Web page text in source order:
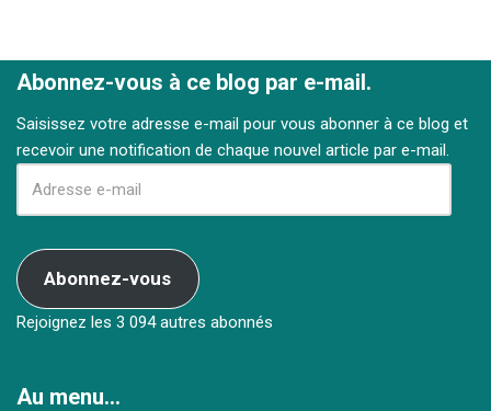
Abonnez-vous à ce blog par e-mail.
Saisissez votre adresse e-mail pour vous abonner à ce blog et
recevoir une notification de chaque nouvel article par e-mail.
Abonnez-vous
Rejoignez les 3 094 autres abonnés
Au menu…